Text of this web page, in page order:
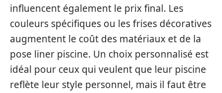
influencent également le prix final. Les
couleurs spécifiques ou les frises décoratives
augmentent le coût des matériaux et de la
pose liner piscine. Un choix personnalisé est
idéal pour ceux qui veulent que leur piscine
reflète leur style personnel, mais il faut être